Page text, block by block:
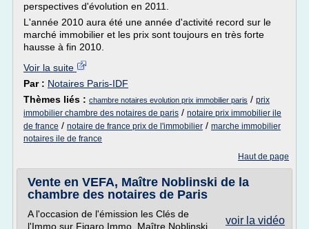
perspectives d'évolution en 2011.
L'année 2010 aura été une année d'activité record sur le
marché immobilier et les prix sont toujours en très forte
hausse à fin 2010.
Voir la suite
Par : Notaires Paris-IDF
Thèmes liés : chambre notaires evolution prix immobilier paris / prix
immobilier chambre des notaires de paris / notaire prix immobilier ile
de france / notaire de france prix de l'immobilier / marche immobilier
notaires ile de france
Haut de page
Vente en VEFA, Maître Noblinski de la
chambre des notaires de Paris
voir la vidéo
A l'occasion de l'émission les Clés de
l'Immo sur Figaro Immo, Maître Noblinski